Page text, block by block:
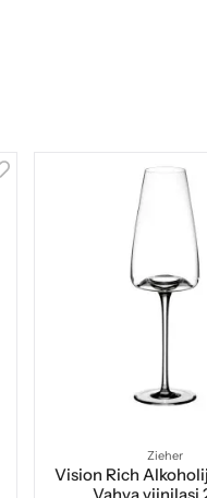
Zieher
Vision Rich